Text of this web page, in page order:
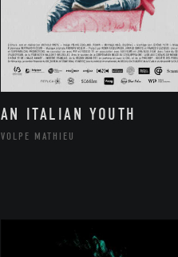
AN ITALIAN YOUTH
VOLPE MATHIEU